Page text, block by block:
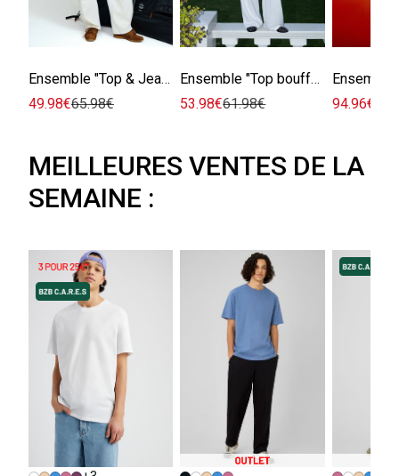
Ensemble "Top & Jean brodé"
49.98€65.98€
Ensemble "Top bouffant & Pantalon"
53.98€61.98€ 94.96€
MEILLEURES VENTES DE LA
SEMAINE :